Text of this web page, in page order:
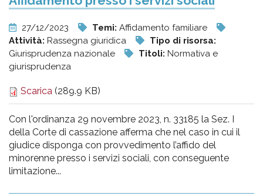
27/12/2023 Temi: Affidamento familiare
Attività: Rassegna giuridica
Tipo di risorsa:
Giurisprudenza nazionale
Titoli: Normativa e
giurisprudenza
Scarica (289.9 KB)
Con l'ordinanza 29 novembre 2023, n. 33185 la Sez. I
della Corte di cassazione afferma che nel caso in cui il
giudice disponga con provvedimento l’affido del
minorenne presso i servizi sociali, con conseguente
limitazione...